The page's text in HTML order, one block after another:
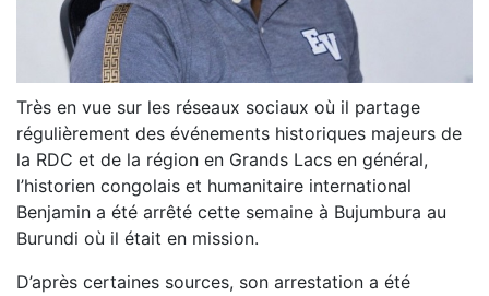
Très en vue sur les réseaux sociaux où il partage
régulièrement des événements historiques majeurs de
la RDC et de la région en Grands Lacs en général,
l’historien congolais et humanitaire international
Benjamin a été arrêté cette semaine à Bujumbura au
Burundi où il était en mission.
D’après certaines sources, son arrestation a été